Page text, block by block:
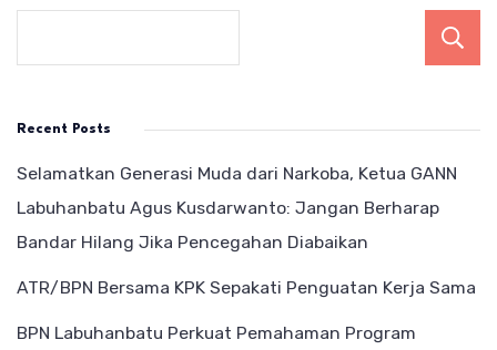
Recent Posts
Selamatkan Generasi Muda dari Narkoba, Ketua GANN
Labuhanbatu Agus Kusdarwanto: Jangan Berharap
Bandar Hilang Jika Pencegahan Diabaikan
ATR/BPN Bersama KPK Sepakati Penguatan Kerja Sama
BPN Labuhanbatu Perkuat Pemahaman Program